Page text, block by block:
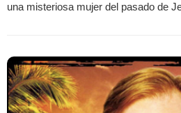
una misteriosa mujer del pasado de